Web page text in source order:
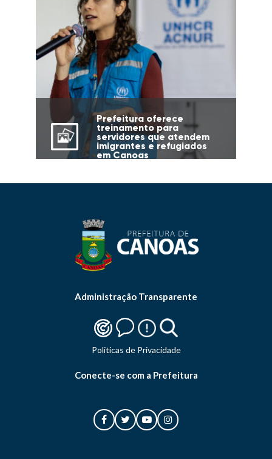
Prefeitura oferece
treinamento para
servidores que atendem
imigrantes e refugiados
em Canoas
Administração Transparente
Politicas de Privacidade
Conecte-se com a Prefeitura